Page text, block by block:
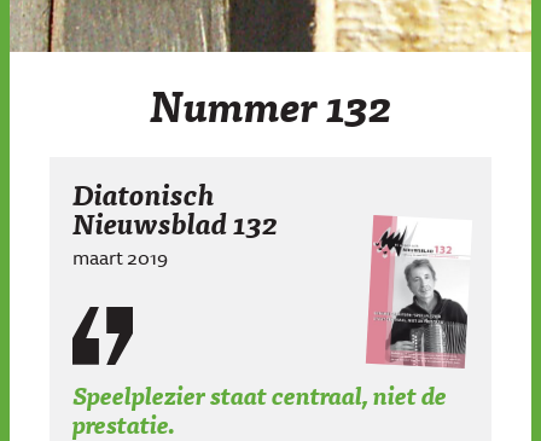
AUDIO
INSTRUMENTEN
Nummer 132
Diatonisch
Nieuwsblad 132
maart 2019
Speelplezier staat centraal, niet de
prestatie.